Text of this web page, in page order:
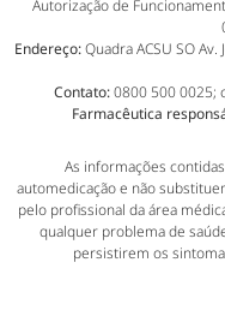
Autorização de
Endereço:Quadra ACSU SO
Contato:0800 500 0025;
Farmacêutica
As informações
automedicação e não
pelo profissional da área
qualquer problema de
persistirem os